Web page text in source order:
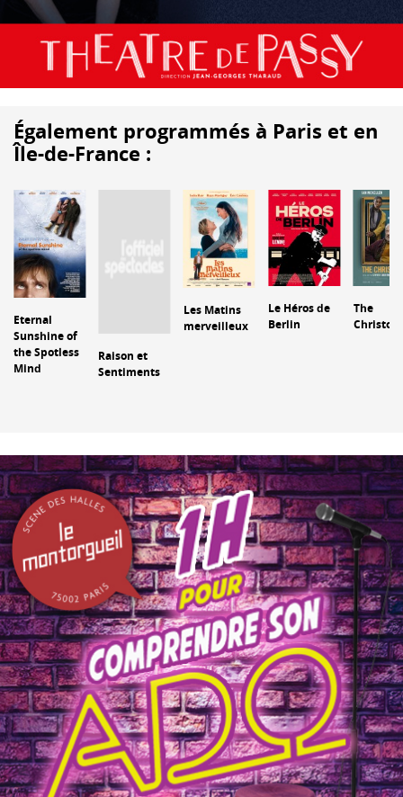
Également programmés à Paris et en
Île-de-France :
Eternal
Sunshine of
the Spotless
Mind
Raison et
Sentiments
Les Matins
merveilleux
Le Héros de
Berlin
The